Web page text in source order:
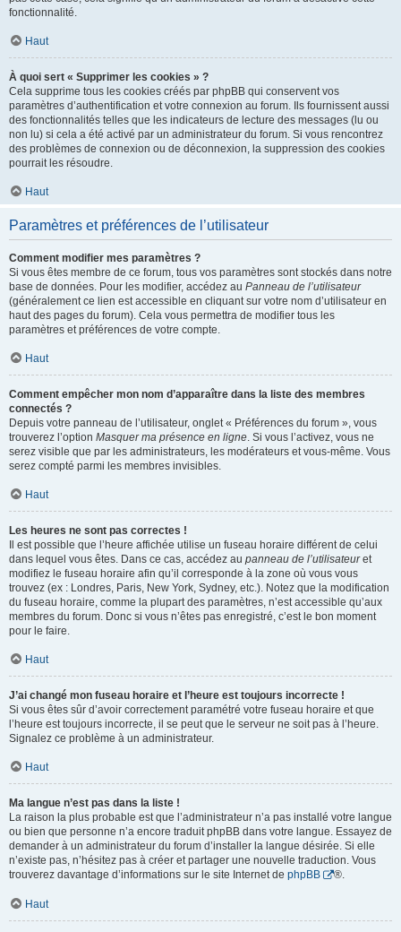
fonctionnalité.
Haut
À quoi sert « Supprimer les cookies » ?
Cela supprime tous les cookies créés par phpBB qui conservent vos
paramètres d’authentification et votre connexion au forum. Ils fournissent aussi
des fonctionnalités telles que les indicateurs de lecture des messages (lu ou
non lu) si cela a été activé par un administrateur du forum. Si vous rencontrez
des problèmes de connexion ou de déconnexion, la suppression des cookies
pourrait les résoudre.
Haut
Paramètres et préférences de l’utilisateur
Comment modifier mes paramètres ?
Si vous êtes membre de ce forum, tous vos paramètres sont stockés dans notre
base de données. Pour les modifier, accédez au Panneau de l’utilisateur
(généralement ce lien est accessible en cliquant sur votre nom d’utilisateur en
haut des pages du forum). Cela vous permettra de modifier tous les
paramètres et préférences de votre compte.
Haut
Comment empêcher mon nom d’apparaître dans la liste des membres
connectés ?
Depuis votre panneau de l’utilisateur, onglet « Préférences du forum », vous
trouverez l’option Masquer ma présence en ligne. Si vous l’activez, vous ne
serez visible que par les administrateurs, les modérateurs et vous-même. Vous
serez compté parmi les membres invisibles.
Haut
Les heures ne sont pas correctes !
Il est possible que l’heure affichée utilise un fuseau horaire différent de celui
dans lequel vous êtes. Dans ce cas, accédez au panneau de l’utilisateuret
modifiez le fuseau horaire afin qu’il corresponde à la zone où vous vous
trouvez (ex : Londres, Paris, New York, Sydney, etc.). Notez que la modification
du fuseau horaire, comme la plupart des paramètres, n’est accessible qu’aux
membres du forum. Donc si vous n’êtes pas enregistré, c’est le bon moment
pour le faire.
Haut
J’ai changé mon fuseau horaire et l’heure est toujours incorrecte !
Si vous êtes sûr d’avoir correctement paramétré votre fuseau horaire et que
l’heure est toujours incorrecte, il se peut que le serveur ne soit pas à l’heure.
Signalez ce problème à un administrateur.
Haut
Ma langue n’est pas dans la liste !
La raison la plus probable est que l’administrateur n’a pas installé votre langue
ou bien que personne n’a encore traduit phpBB dans votre langue. Essayez de
demander à un administrateur du forum d’installer la langue désirée. Si elle
n’existe pas, n’hésitez pas à créer et partager une nouvelle traduction. Vous
trouverez davantage d’informations sur le site Internet de phpBB ®.
Haut